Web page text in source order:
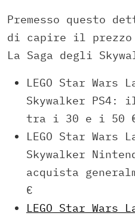
Premesso questo
di capire il prezzo
La Saga degli
LEGO Star Wars
Skywalker
tra i 30 e i 50
LEGO Star Wars
Skywalker
acquista
€
LEGO Star Wars